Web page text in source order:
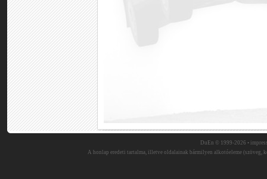
DuEn © 1999-2026 •
A honlap eredeti tartalma, illetve oldalainak bármilyen alkotóeleme (szöveg,